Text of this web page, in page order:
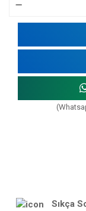
Sıkça